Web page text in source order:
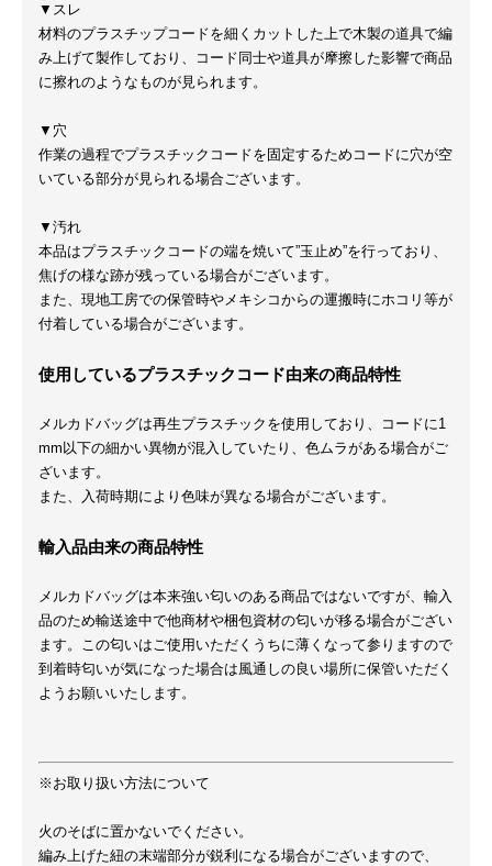
▼スレ
材料のプラスチップコードを細くカットした上で木製の道具で編
み上げて製作しており、コード同士や道具が摩擦した影響で商品
に擦れのようなものが見られます。
▼穴
作業の過程でプラスチックコードを固定するためコードに穴が空
いている部分が見られる場合ございます。
▼汚れ
本品はプラスチックコードの端を焼いて”玉止め”を行っており、
焦げの様な跡が残っている場合がございます。
また、現地工房での保管時やメキシコからの運搬時にホコリ等が
付着している場合がございます。
使用しているプラスチックコード由来の商品特性
メルカドバッグは再生プラスチックを使用しており、コードに1
mm以下の細かい異物が混入していたり、色ムラがある場合がご
ざいます。
また、入荷時期により色味が異なる場合がございます。
輸入品由来の商品特性
メルカドバッグは本来強い匂いのある商品ではないですが、輸入
品のため輸送途中で他商材や梱包資材の匂いが移る場合がござい
ます。この匂いはご使用いただくうちに薄くなって参りますので
到着時匂いが気になった場合は風通しの良い場所に保管いただく
ようお願いいたします。
※お取り扱い方法について
火のそばに置かないでください。
編み上げた紐の末端部分が鋭利になる場合がございますので、